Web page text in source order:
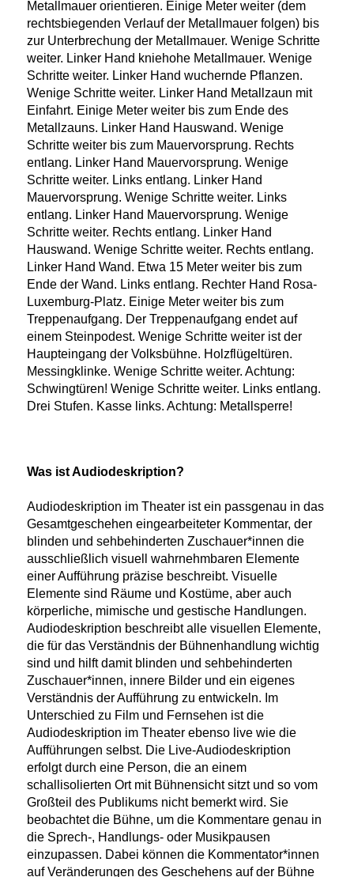
Metallmauer orientieren. Einige Meter weiter (dem
rechtsbiegenden Verlauf der Metallmauer folgen) bis
zur Unterbrechung der Metallmauer. Wenige Schritte
weiter. Linker Hand kniehohe Metallmauer. Wenige
Schritte weiter. Linker Hand wuchernde Pflanzen.
Wenige Schritte weiter. Linker Hand Metallzaun mit
Einfahrt. Einige Meter weiter bis zum Ende des
Metallzauns. Linker Hand Hauswand. Wenige
Schritte weiter bis zum Mauervorsprung. Rechts
entlang. Linker Hand Mauervorsprung. Wenige
Schritte weiter. Links entlang. Linker Hand
Mauervorsprung. Wenige Schritte weiter. Links
entlang. Linker Hand Mauervorsprung. Wenige
Schritte weiter. Rechts entlang. Linker Hand
Hauswand. Wenige Schritte weiter. Rechts entlang.
Linker Hand Wand. Etwa 15 Meter weiter bis zum
Ende der Wand. Links entlang. Rechter Hand Rosa-
Luxemburg-Platz. Einige Meter weiter bis zum
Treppenaufgang. Der Treppenaufgang endet auf
einem Steinpodest. Wenige Schritte weiter ist der
Haupteingang der Volksbühne. Holzflügeltüren.
Messingklinke. Wenige Schritte weiter. Achtung:
Schwingtüren! Wenige Schritte weiter. Links entlang.
Drei Stufen. Kasse links. Achtung: Metallsperre!
Was ist Audiodeskription?
Audiodeskription im Theater ist ein passgenau in das
Gesamtgeschehen eingearbeiteter Kommentar, der
blinden und sehbehinderten Zuschauer*innen die
ausschließlich visuell wahrnehmbaren Elemente
einer Aufführung präzise beschreibt. Visuelle
Elemente sind Räume und Kostüme, aber auch
körperliche, mimische und gestische Handlungen.
Audiodeskription beschreibt alle visuellen Elemente,
die für das Verständnis der Bühnenhandlung wichtig
sind und hilft damit blinden und sehbehinderten
Zuschauer*innen, innere Bilder und ein eigenes
Verständnis der Aufführung zu entwickeln. Im
Unterschied zu Film und Fernsehen ist die
Audiodeskription im Theater ebenso live wie die
Aufführungen selbst. Die Live-Audiodeskription
erfolgt durch eine Person, die an einem
schallisolierten Ort mit Bühnensicht sitzt und so vom
Großteil des Publikums nicht bemerkt wird. Sie
beobachtet die Bühne, um die Kommentare genau in
die Sprech-, Handlungs- oder Musikpausen
einzupassen. Dabei können die Kommentator*innen
auf Veränderungen des Geschehens auf der Bühne